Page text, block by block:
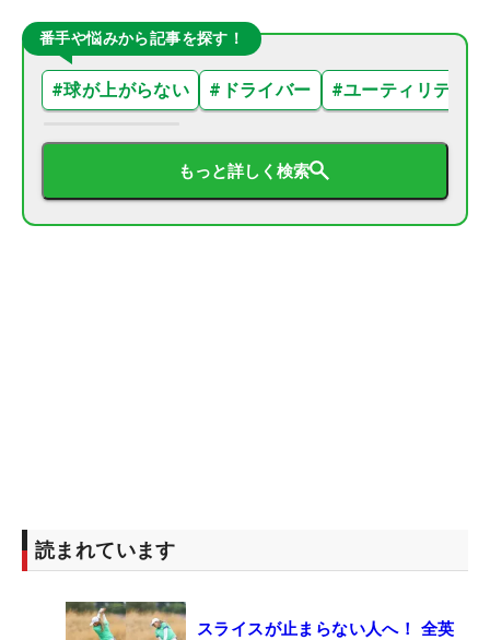
番手や悩みから記事を探す！
#球が上がらない # ドライバー #ユーティリティ
もっと詳しく検索
読まれています
スライスが止まらない人へ！ 全英